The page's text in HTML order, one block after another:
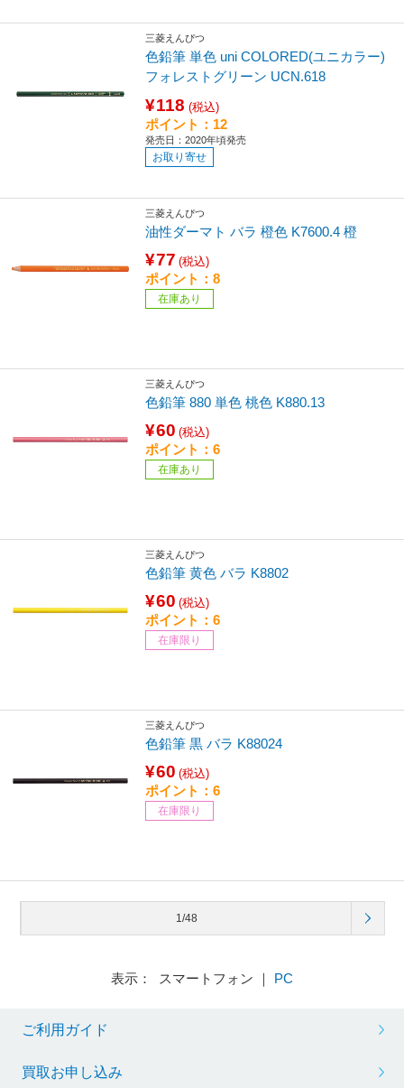
三菱えんぴつ
色鉛筆 単色 uni COLORED(ユニカラー)
フォレストグリーン UCN.618
¥118 (税込)
ポイント：12
発売日：2020年頃発売
お取り寄せ
三菱えんぴつ
油性ダーマト バラ 橙色 K7600.4 橙
¥77 (税込)
ポイント：8
在庫あり
三菱えんぴつ
色鉛筆 880 単色 桃色 K880.13
¥60 (税込)
ポイント：6
在庫あり
三菱えんぴつ
色鉛筆 黄色 バラ K8802
¥60 (税込)
ポイント：6
在庫限り
三菱えんぴつ
色鉛筆 黒 バラ K88024
¥60 (税込)
ポイント：6
在庫限り
1/48
表示： スマートフォン ｜ PC
ご利用ガイド
買取お申し込み